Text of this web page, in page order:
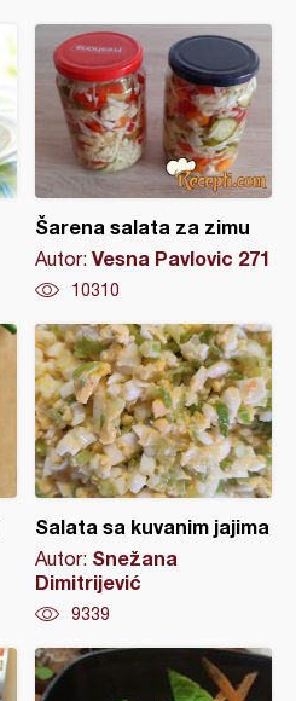
Šarena salata za zimu
Autor: Vesna Pavlovic 271
10310
Salata sa kuvanim jajima
Autor: Snežana
Dimitrijević
9339